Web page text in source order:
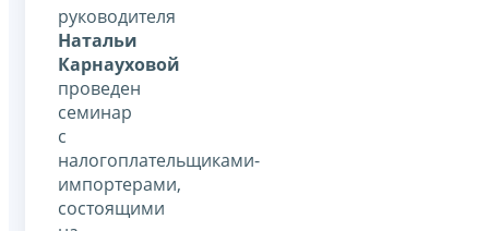
руководителя
Натальи
Карнауховой
проведен
семинар
с
налогоплательщиками-
импортерами,
состоящими